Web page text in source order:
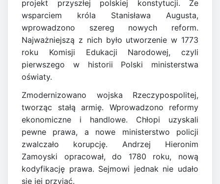
projekt przyszłej polskiej konstytucji. Ze
wsparciem króla Stanisława Augusta,
wprowadzono szereg nowych reform.
Najważniejszą z nich było utworzenie w 1773
roku Komisji Edukacji Narodowej, czyli
pierwszego w historii Polski ministerstwa
oświaty.
Zmodernizowano wojska Rzeczypospolitej,
tworząc stałą armię. Wprowadzono reformy
ekonomiczne i handlowe. Chłopi uzyskali
pewne prawa, a nowe ministerstwo policji
zwalczało korupcję. Andrzej Hieronim
Zamoyski opracował, do 1780 roku, nową
kodyfikację prawa. Sejmowi jednak nie udało
się jej przyjąć.